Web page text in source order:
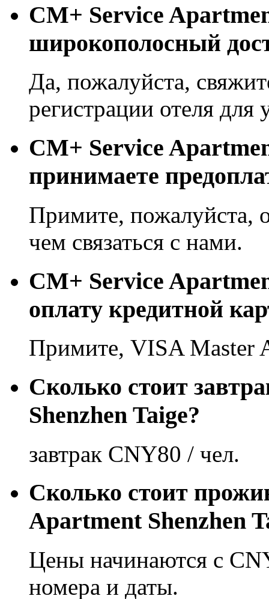
CM+ Service
широкополосный
Да, пожалуйста,
регистрации отеля для
CM+ Service
принимаете
Примите, пожалуйста,
чем связаться с нами.
CM+ Service
оплату кредитной
Примите, VISA Master
Сколько стоит
Shenzhen Taige?
завтрак CNY80 / чел.
Сколько стоит
Apartment Shenzhen
Цены начинаются с
номера и даты.